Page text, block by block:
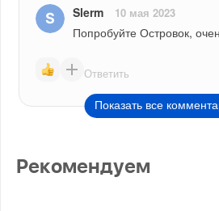
Slerm 10 мая 2023
Попробуйте Островок,
Ответить
Показать все
Рекомендуем